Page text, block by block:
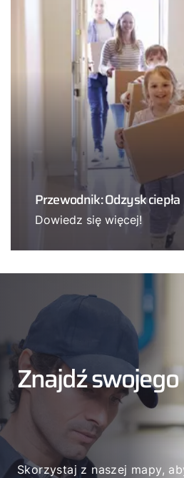
Przewodnik: Odzysk ciepła
Dowiedz się więcej!
Znajdź
Skorzystaj z naszej mapy,